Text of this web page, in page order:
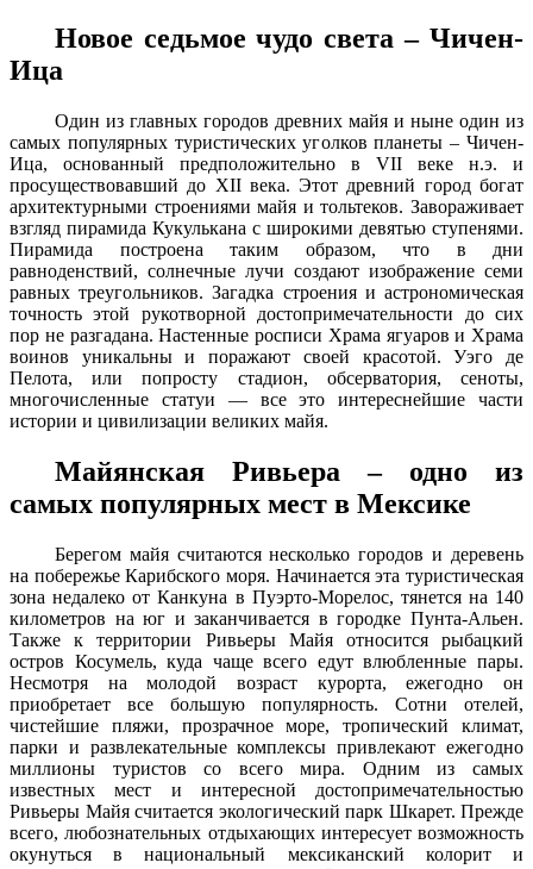
Новое седьмое чудо света – Чичен-
Ица
Один из главных городов древних майя и ныне один из
самых популярных туристических уголков планеты – Чичен-
Ица, основанный предположительно в VII веке н.э. и
просуществовавший до XII века. Этот древний город богат
архитектурными строениями майя и тольтеков. Завораживает
взгляд пирамида Кукулькана с широкими девятью ступенями.
Пирамида построена таким образом, что в дни
равноденствий, солнечные лучи создают изображение семи
равных треугольников. Загадка строения и астрономическая
точность этой рукотворной достопримечательности до сих
пор не разгадана. Настенные росписи Храма ягуаров и Храма
воинов уникальны и поражают своей красотой. Уэго де
Пелота, или попросту стадион, обсерватория, сеноты,
многочисленные статуи — все это интереснейшие части
истории и цивилизации великих майя.
Майянская Ривьера – одно из
самых популярных мест в Мексике
Берегом майя считаются несколько городов и деревень
на побережье Карибского моря. Начинается эта туристическая
зона недалеко от Канкуна в Пуэрто-Морелос, тянется на 140
километров на юг и заканчивается в городке Пунта-Альен.
Также к территории Ривьеры Майя относится рыбацкий
остров Косумель, куда чаще всего едут влюбленные пары.
Несмотря на молодой возраст курорта, ежегодно он
приобретает все большую популярность. Сотни отелей,
чистейшие пляжи, прозрачное море, тропический климат,
парки и развлекательные комплексы привлекают ежегодно
миллионы туристов со всего мира. Одним из самых
известных мест и интересной достопримечательностью
Ривьеры Майя считается экологический парк Шкарет. Прежде
всего, любознательных отдыхающих интересует возможность
окунуться в национальный мексиканский колорит и